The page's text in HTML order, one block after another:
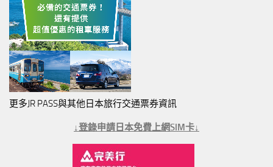
更多JR PASS與其他日本旅行交通票券資訊
↓登錄申請日本免費上網SIM卡↓